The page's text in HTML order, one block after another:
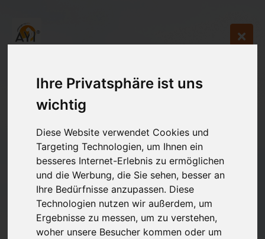
Ihre Privatsphäre ist uns
wichtig
Diese Website verwendet Cookies und
Targeting Technologien, um Ihnen ein
besseres Internet-Erlebnis zu ermöglichen
und die Werbung, die Sie sehen, besser an
Ihre Bedürfnisse anzupassen. Diese
Technologien nutzen wir außerdem, um
Ergebnisse zu messen, um zu verstehen,
woher unsere Besucher kommen oder um